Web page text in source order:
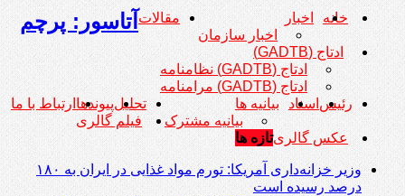
خانه
اخبار
اخبار سازمان
مقالات
ادتاج (GADTB)
ادتاج (GADTB) نظامنامه
ادتاج (GADTB) مرامنامه
رئیس اسناد
بیانیه ها
بیانیه مشترک
تحلیلپیوندها ارتباط با ما
فیلم گالری
عکس گالریتازه ها
وزیر خزانه‌داری آمریکا: تورم مواد غذایی در ایران به ۱۸۰
درصد رسیده است
آتاسور: پرچم